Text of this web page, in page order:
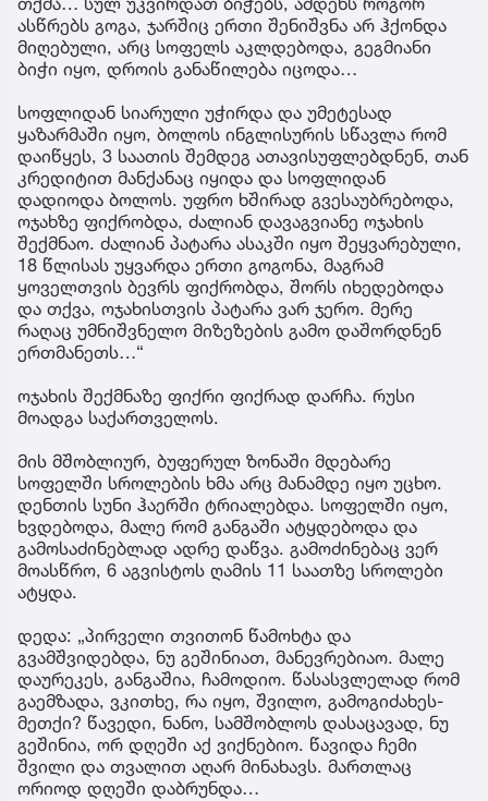
ასწრებს გოგა, ჯარშიც ერთი შენიშვნა არ ჰქონდა
მიღებული, არც სოფელს აკლდებოდა, გეგმიანი
ბიჭი იყო, დროის განაწილება იცოდა…
სოფლიდან სიარული უჭირდა და უმეტესად
ყაზარმაში იყო, ბოლოს ინგლისურის სწავლა რომ
დაიწყეს, 3 საათის შემდეგ ათავისუფლებდნენ, თან
კრედიტით მანქანაც იყიდა და სოფლიდან
დადიოდა ბოლოს. უფრო ხშირად გვესაუბრებოდა,
ოჯახზე ფიქრობდა, ძალიან დავაგვიანე ოჯახის
შექმნაო. ძალიან პატარა ასაკში იყო შეყვარებული,
18 წლისას უყვარდა ერთი გოგონა, მაგრამ
ყოველთვის ბევრს ფიქრობდა, შორს იხედებოდა
და თქვა, ოჯახისთვის პატარა ვარ ჯერო. მერე
რაღაც უმნიშვნელო მიზეზების გამო დაშორდნენ
ერთმანეთს…“
ოჯახის შექმნაზე ფიქრი ფიქრად დარჩა. რუსი
მოადგა საქართველოს.
მის მშობლიურ, ბუფერულ ზონაში მდებარე
სოფელში სროლების ხმა არც მანამდე იყო უცხო.
დენთის სუნი ჰაერში ტრიალებდა. სოფელში იყო,
ხვდებოდა, მალე რომ განგაში ატყდებოდა და
გამოსაძინებლად ადრე დაწვა. გამოძინებაც ვერ
მოასწრო, 6 აგვისტოს ღამის 11 საათზე სროლები
ატყდა.
დედა: „პირველი თვითონ წამოხტა და
გვამშვიდებდა, ნუ გეშინიათ, მანევრებიაო. მალე
დაურეკეს, განგაშია, ჩამოდიო. წასასვლელად რომ
გაემზადა, ვკითხე, რა იყო, შვილო, გამოგიძახეს-
მეთქი? წავედი, ნანო, სამშობლოს დასაცავად, ნუ
გეშინია, ორ დღეში აქ ვიქნებიო. წავიდა ჩემი
შვილი და თვალით აღარ მინახავს. მართლაც
ორიოდ დღეში დაბრუნდა…